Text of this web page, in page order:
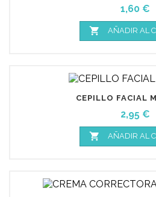
Precio
1,60 €
 AÑADIR AL
CEPILLO FACIAL
Precio
2,95 €
 AÑADIR AL